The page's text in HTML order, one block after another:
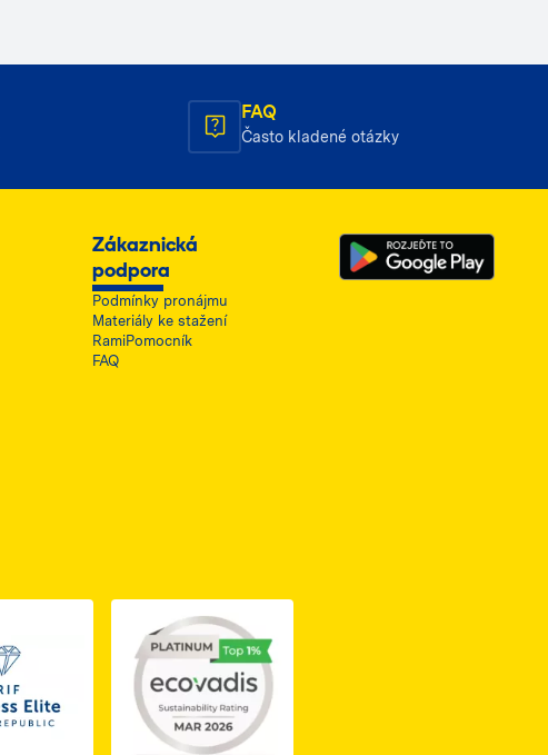
FAQ
Často kladené otázky
Zákaznická
podpora
Podmínky pronájmu
Materiály ke stažení
RamiPomocník
FAQ
się w nowej karcie
Link do dokumentu PDF z certyfikatem Business Elite, otwiera się